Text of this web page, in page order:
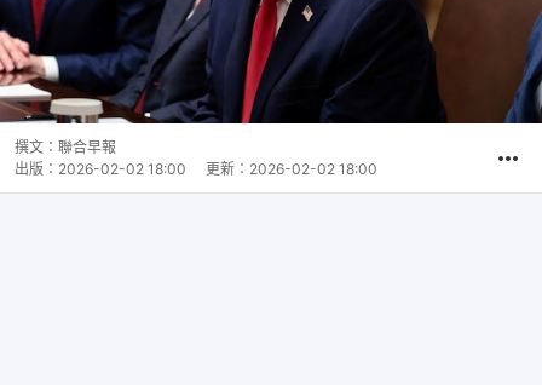
撰文： 聯合早報
出版： 2026-02-02 18:00 更新： 2026-02-02 18:00